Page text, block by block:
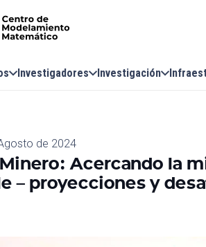
Investigadores Investigación
de 2024
Acercando la
– proyecciones y